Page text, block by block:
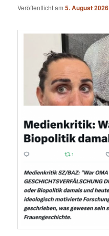
Veröffentlicht am5. August 2026